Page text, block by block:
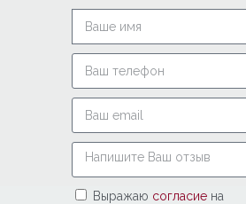
Выражаю согласие на